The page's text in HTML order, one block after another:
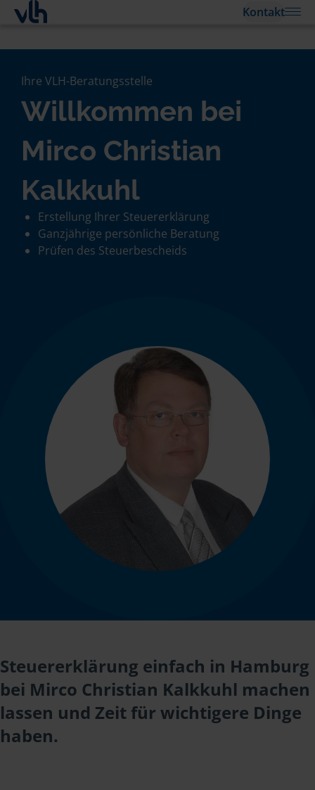
Kontakt
Ihre VLH-Beratungsstelle
Willkommen bei
Mirco Christian
Kalkkuhl
Erstellung Ihrer Steuererklärung
Ganzjährige persönliche Beratung
Prüfen des Steuerbescheids
Steuererklärung einfach in Hamburg
bei Mirco Christian Kalkkuhl machen
lassen und Zeit für wichtigere Dinge
haben.